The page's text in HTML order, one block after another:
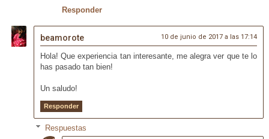
Responder
beamorote 10 de junio de 2017 a las 17:14
Hola! Que experiencia tan interesante, me alegra ver que te lo
has pasado tan bien!
Un saludo!
Responder
Respuestas